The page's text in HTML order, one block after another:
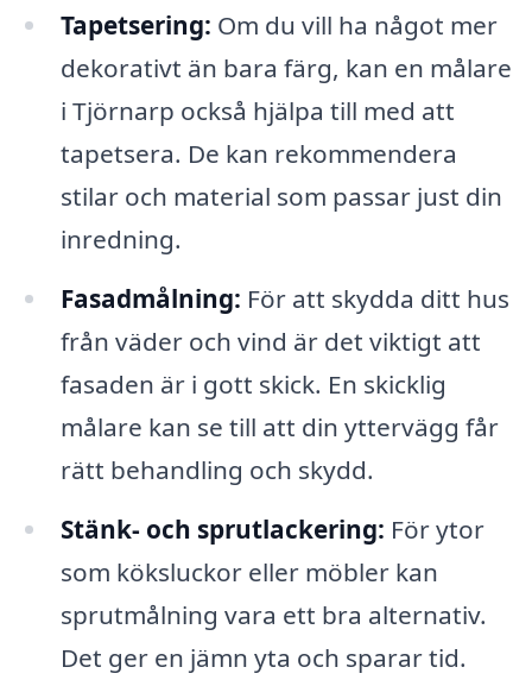
Tapetsering: Om du vill ha något mer
dekorativt än bara färg, kan en målare
i Tjörnarp också hjälpa till med att
tapetsera. De kan rekommendera
stilar och material som passar just din
inredning.
Fasadmålning: För att skydda ditt hus
från väder och vind är det viktigt att
fasaden är i gott skick. En skicklig
målare kan se till att din yttervägg får
rätt behandling och skydd.
Stänk- och sprutlackering: För ytor
som köksluckor eller möbler kan
sprutmålning vara ett bra alternativ.
Det ger en jämn yta och sparar tid.